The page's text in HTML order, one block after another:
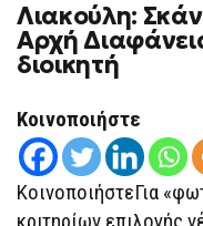
Λιακούλη:
Αρχή
διοικητή
Κοινοποιήστε
ΚοινοποιήστεΓια